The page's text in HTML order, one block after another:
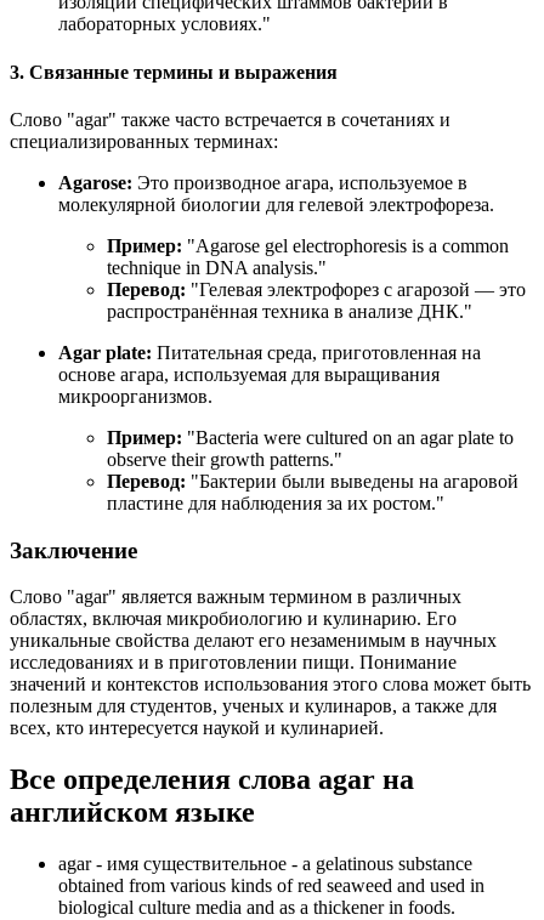
лабораторных условиях."
3. Связанные термины и выражения
Слово "agar" также часто встречается в сочетаниях и
специализированных терминах:
Agarose: Это производное агара, используемое в
молекулярной биологии для гелевой электрофореза.
Пример: "Agarose gel electrophoresis is a common
technique in DNA analysis."
Перевод: "Гелевая электрофорез с агарозой — это
распространённая техника в анализе ДНК."
Agar plate: Питательная среда, приготовленная на
основе агара, используемая для выращивания
микроорганизмов.
Пример: "Bacteria were cultured on an agar plate to
observe their growth patterns."
Перевод: "Бактерии были выведены на агаровой
пластине для наблюдения за их ростом."
Заключение
Слово "agar" является важным термином в различных
областях, включая микробиологию и кулинарию. Его
уникальные свойства делают его незаменимым в научных
исследованиях и в приготовлении пищи. Понимание
значений и контекстов использования этого слова может быть
полезным для студентов, ученых и кулинаров, а также для
всех, кто интересуется наукой и кулинарией.
Все определения слова agar на
английском языке
agar - имя существительное - a gelatinous substance
obtained from various kinds of red seaweed and used in
biological culture media and as a thickener in foods.